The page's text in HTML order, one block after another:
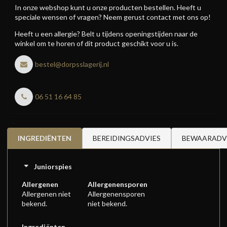
In onze webshop kunt u onze producten bestellen. Heeft u
speciale wensen of vragen? Neem gerust contact met ons op!
Heeft u een allergie? Belt u tijdens openingstijden naar de
winkel om te horen of dit product geschikt voor u is.
bestel@dorpsslagerij.nl
06 51 16 64 85
INGREDIËNTEN BEREIDINGSADVIES
Juniorspies
Allergenen
Allergenen niet
bekend.
Allergenensporen
Allergenensporen
niet bekend.